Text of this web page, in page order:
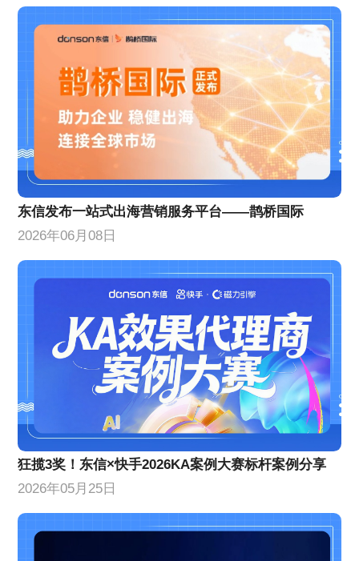
东信发布一站式出海营销服务平台——鹊桥国际
2026年06月08日
狂揽3奖！东信×快手2026KA案例大赛标杆案例分享
2026年05月25日